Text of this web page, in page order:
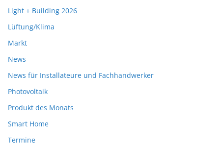
Light + Building 2026
Lüftung/Klima
Markt
News
News für Installateure und Fachhandwerker
Photovoltaik
Produkt des Monats
Smart Home
Termine